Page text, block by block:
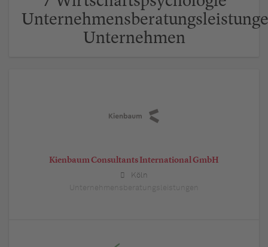
Unternehmen
Kienbaum Consultants International GmbH
Köln
Unternehmensberatungsleistungen